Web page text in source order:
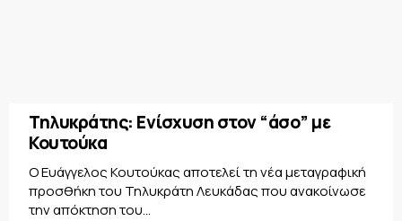
Τηλυκράτης: Ενίσχυση στον “άσο” με
Κουτούκα
Ο Ευάγγελος Κουτούκας αποτελεί τη νέα μεταγραφική
προσθήκη του Τηλυκράτη Λευκάδας που ανακοίνωσε
την απόκτηση του...